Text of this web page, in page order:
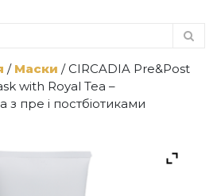
/ Маски / CIRCADIA Pre&Post
with Royal Tea –
пре і постбіотиками